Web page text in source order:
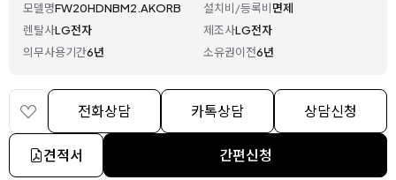
모델명FW20HDNBM2.AKORB 설치비/등록비면제
렌탈사LG전자 제조사LG전자
의무사용기간6년 소유권이전6년
전화상담 카톡상담 상담신청
견적서 간편신청